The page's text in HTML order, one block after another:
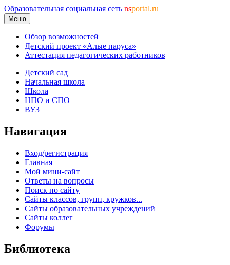
Образовательная социальная сеть nsportal.ru
Меню
Обзор возможностей
Детский проект «Алые паруса»
Аттестация педагогических работников
Детский сад
Начальная школа
Школа
НПО и СПО
ВУЗ
Навигация
Вход/регистрация
Главная
Мой мини-сайт
Ответы на вопросы
Поиск по сайту
Сайты классов, групп, кружков...
Сайты образовательных учреждений
Сайты коллег
Форумы
Библиотека